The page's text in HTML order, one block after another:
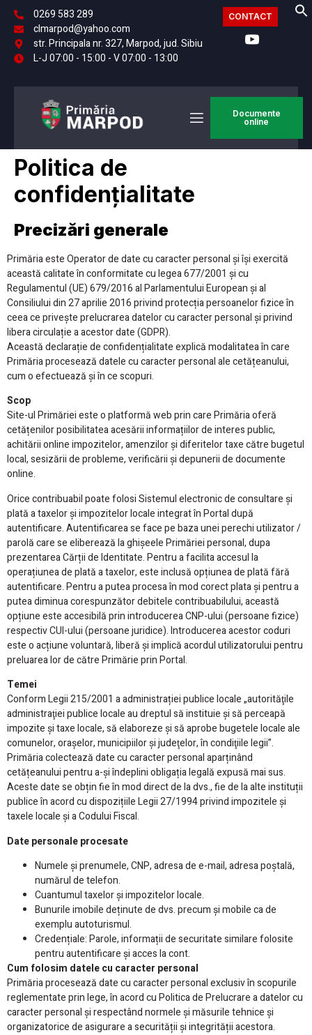
0269 583 289
clmarpod@yahoo.com
str. Principala nr. 327, Marpod, jud. Sibiu
L-J 07:00 - 15:00 - V 07:00 - 13:00
CONTACT
Documente
online
Politica de
confidențialitate
Precizări generale
Primăria este Operator de date cu caracter personal și își exercită
această calitate în conformitate cu legea 677/2001 și cu
Regulamentul (UE) 679/2016 al Parlamentului European și al
Consiliului din 27 aprilie 2016 privind protecția persoanelor fizice în
ceea ce privește prelucrarea datelor cu caracter personal și privind
libera circulație a acestor date (GDPR).
Această declarație de confidențialitate explică modalitatea în care
Primăria procesează datele cu caracter personal ale cetățeanului,
cum o efectuează și în ce scopuri.
Scop
Site-ul Primăriei este o platformă web prin care Primăria oferă
cetățenilor posibilitatea acesării informațiilor de interes public,
achitării online impozitelor, amenzilor și diferitelor taxe către bugetul
local, sesizării de probleme, verificării și depunerii de documente
online.
Orice contribuabil poate folosi Sistemul electronic de consultare și
plată a taxelor și impozitelor locale integrat în Portal după
autentificare. Autentificarea se face pe baza unei perechi utilizator /
parolă care se eliberează la ghișeele Primăriei personal, dupa
prezentarea Cărții de Identitate. Pentru a facilita accesul la
operațiunea de plată a taxelor, este inclusă opțiunea de plată fără
autentificare. Pentru a putea procesa în mod corect plata și pentru a
putea diminua corespunzător debitele contribuabilului, această
opțiune este accesibilă prin introducerea CNP-ului (persoane fizice)
respectiv CUI-ului (persoane juridice). Introducerea acestor coduri
este o acțiune voluntară, liberă și implică acordul utilizatorului pentru
preluarea lor de către Primărie prin Portal.
Temei
Conform Legii 215/2001 a administrației publice locale „autorităţile
administraţiei publice locale au dreptul să instituie şi să perceapă
impozite şi taxe locale, să elaboreze şi să aprobe bugetele locale ale
comunelor, oraşelor, municipiilor şi judeţelor, în condiţiile legii”.
Primăria colectează date cu caracter personal aparținând
cetățeanului pentru a-și îndeplini obligația legală expusă mai sus.
Aceste date se obțin fie în mod direct de la dvs., fie de la alte instituții
publice în acord cu dispozițiile Legii 27/1994 privind impozitele și
taxele locale și a Codului Fiscal.
Date personale procesate
Numele și prenumele, CNP, adresa de e-mail, adresa poștală,
numărul de telefon.
Cuantumul taxelor și impozitelor locale.
Bunurile imobile deținute de dvs. precum și mobile ca de
exemplu autoturismul.
Credențiale: Parole, informații de securitate similare folosite
pentru autentificare și acces la cont.
Cum folosim datele cu caracter personal
Primăria procesează date cu caracter personal exclusiv în scopurile
reglementate prin lege, în acord cu Politica de Prelucrare a datelor cu
caracter personal și respectând normele și măsurile tehnice și
organizatorice de asigurare a securității și integrității acestora.